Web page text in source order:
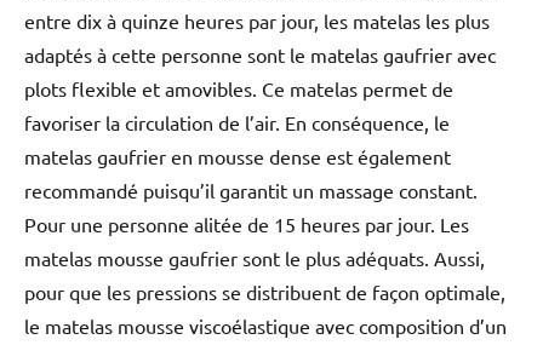
entre dix à quinze heures par jour, les matelas les plus
adaptés à cette personne sont le matelas gaufrier avec
plots flexible et amovibles. Ce matelas permet de
favoriser la circulation de l’air. En conséquence, le
matelas gaufrier en mousse dense est également
recommandé puisqu’il garantit un massage constant.
Pour une personne alitée de 15 heures par jour. Les
matelas mousse gaufrier sont le plus adéquats. Aussi,
pour que les pressions se distribuent de façon optimale,
le matelas mousse viscoélastique avec composition d’un